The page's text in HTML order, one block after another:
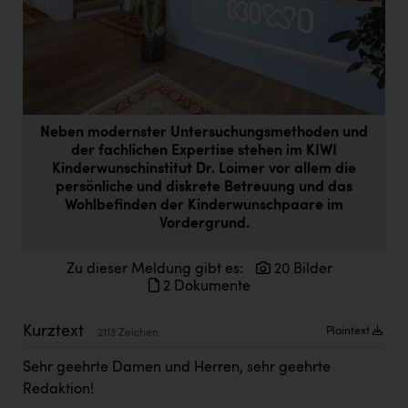
Doppler Gruppe
Firmenradl
Fristads Austria
HIG Infomotion Group
Jane Goodall Institute Austria
Neben modernster Untersuchungsmethoden und
der fachlichen Expertise stehen im KIWI
Kinderwunschinstitut Dr. Loimer vor allem die
persönliche und diskrete Betreuung und das
Wohlbefinden der Kinderwunschpaare im
Vordergrund.
Zu dieser Meldung gibt es:
20 Bilder
2 Dokumente
Kurztext 2113 Zeichen Plaintext
Sehr geehrte Damen und Herren, sehr geehrte
Redaktion!